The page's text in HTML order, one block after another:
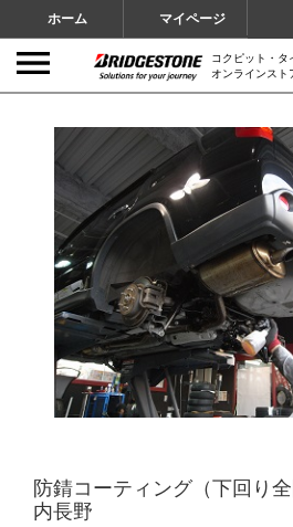
ホーム マイページ
コクピット・
オンラインスト
防錆コーティング（下回り
内長野